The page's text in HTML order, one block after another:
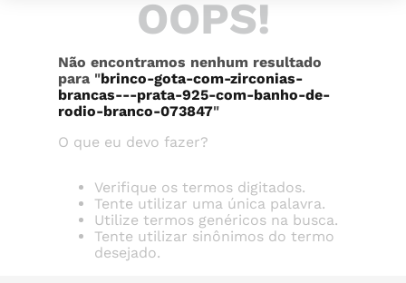
OOPS!
Não encontramos nenhum resultado
para "brinco-gota-com-zirconias-
brancas---prata-925-com-banho-de-
rodio-branco-073847"
O que eu devo fazer?
Verifique os termos digitados.
Tente utilizar uma única palavra.
Utilize termos genéricos na busca.
Tente utilizar sinônimos do termo
desejado.